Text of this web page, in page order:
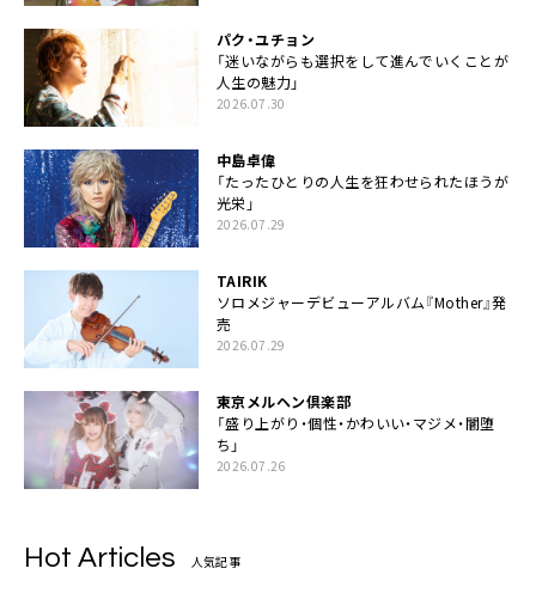
パク・ユチョン
「迷いながらも選択をして進んでいくことが
人生の魅力」
2026.07.30
中島卓偉
「たったひとりの人生を狂わせられたほうが
光栄」
2026.07.29
TAIRIK
ソロメジャーデビューアルバム『Mother』発
売
2026.07.29
東京メルヘン倶楽部
「盛り上がり・個性・かわいい・マジメ・闇堕
ち」
2026.07.26
Hot Articles 人気記事